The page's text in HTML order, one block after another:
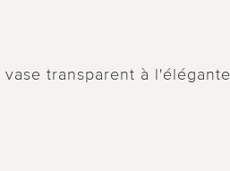
transparent à